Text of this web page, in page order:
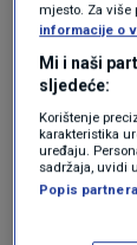
Novinari s
jednu
mjesto. Za više
informacije o
Mi i naši
sljedeće:
Korištenje
karakteristika
uređaju.
sadržaja, uvidi
Popis